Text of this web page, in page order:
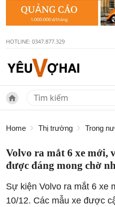
HOTLINE: 0347.877.329
Home Thị trường
Trong
Volvo ra mắt 6 xe mới,
được đáng mong chờ
Sự kiện Volvo ra mắt 6 xe
10/12. Các mẫu xe được